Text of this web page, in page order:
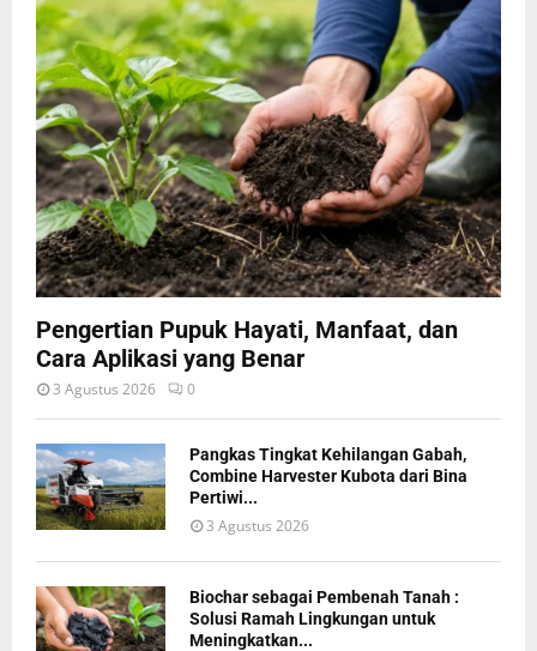
Pengertian Pupuk Hayati, Manfaat, dan
Cara Aplikasi yang Benar
3 Agustus 2026 0
Pangkas Tingkat Kehilangan Gabah,
Combine Harvester Kubota dari Bina
Pertiwi...
3 Agustus 2026
Biochar sebagai Pembenah Tanah :
Solusi Ramah Lingkungan untuk
Meningkatkan...